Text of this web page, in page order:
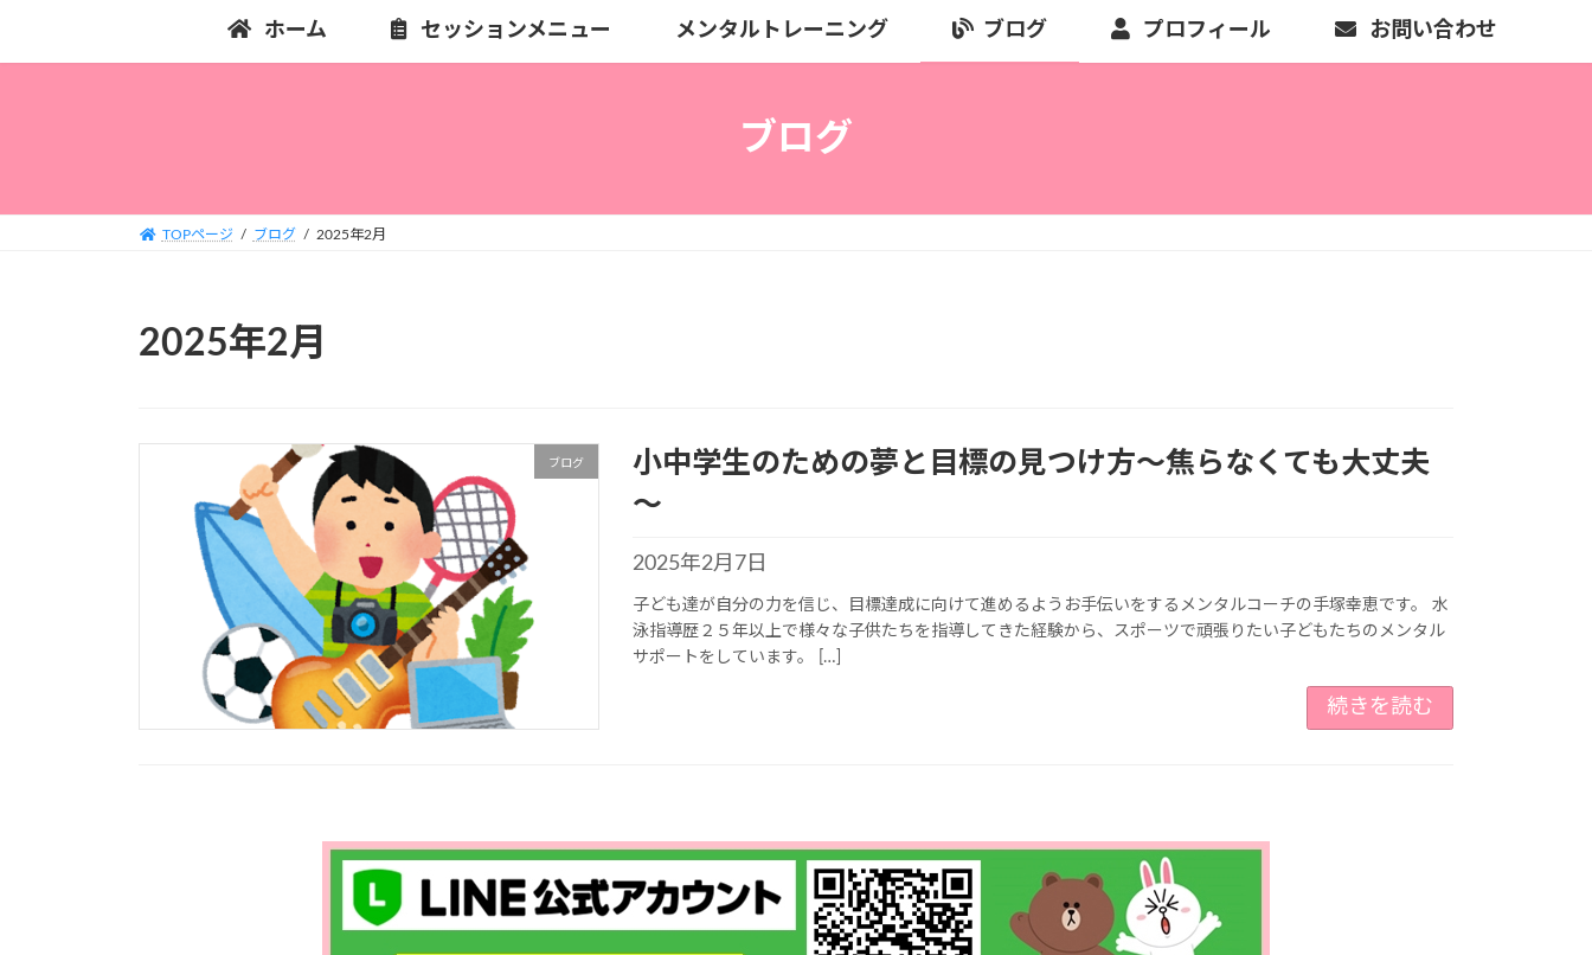
キ
に
ホーム セッションメニュー メンタルトレーニング ブログ プロフィール お問い合わせ
ブログ
TOPページ ブログ 2025年2月
2025年2月
ブログ
小中学生のための夢と目標の見つけ方～焦らなくても大丈夫
～
2025年2月7日
子ども達が自分の力を信じ、目標達成に向けて進めるようお手伝いをするメンタルコーチの手塚幸恵です。 水
泳指導歴２５年以上で様々な子供たちを指導してきた経験から、スポーツで頑張りたい子どもたちのメンタル
サポートをしています。 […]
続きを読む